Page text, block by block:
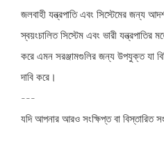
জলবাহী যন্ত্রপাতি এবং সিস্টেমের জন্য
স্বয়ংচালিত সিস্টেম এবং ভারী
করে এমন সরঞ্জামগুলির জন্য উপযুক্ত যা
দাবি করে।
---
যদি আপনার আরও সংক্ষিপ্ত বা বিস্তারিত